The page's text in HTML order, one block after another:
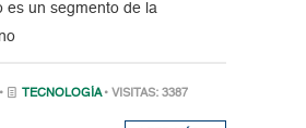
es un segmento de la
TECNOLOGÍA • VISITAS: 3387